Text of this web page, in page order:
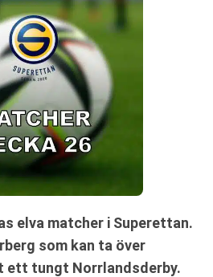
elva matcher i Superettan.
som kan ta över
ett tungt Norrlandsderby.